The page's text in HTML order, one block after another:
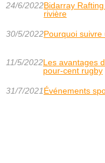
24/6/2022Bidarray
rivière
30/5/2022Pourquoi
11/5/2022Les avantages
pour-cent rugby
31/7/2021Événements